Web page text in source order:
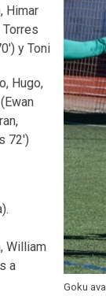
Goku
Himar
Torres
y Toni
Hugo,
72')
William
a